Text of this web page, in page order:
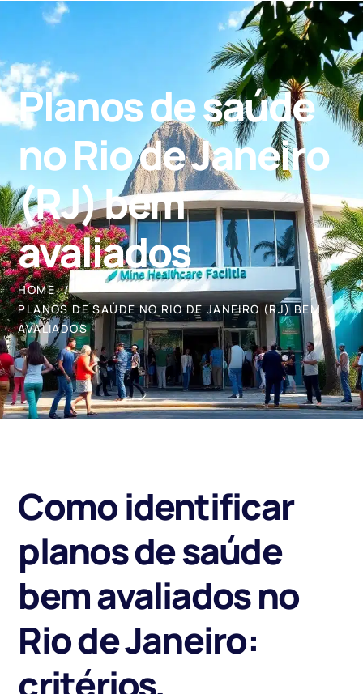
Planos de saúde
no Rio de Janeiro
(RJ) bem
avaliados
HOME
PLANOS DE SAÚDE NO RIO DE JANEIRO (RJ) BEM
AVALIADOS
Como identificar
planos de saúde
bem avaliados no
Rio de Janeiro:
critérios,